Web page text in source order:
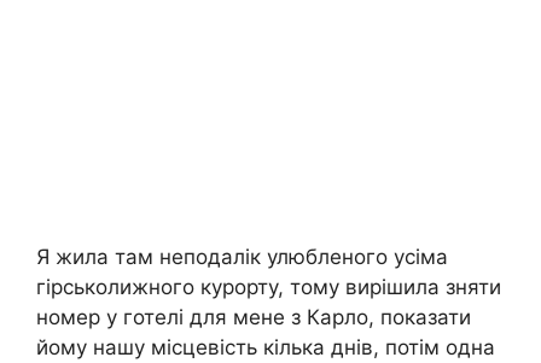
Я жила там неподалік улюбленого усіма
гірськолижного курорту, тому вирішила зняти
номер у готелі для мене з Карло, показати
йому нашу місцевість кілька днів, потім одна